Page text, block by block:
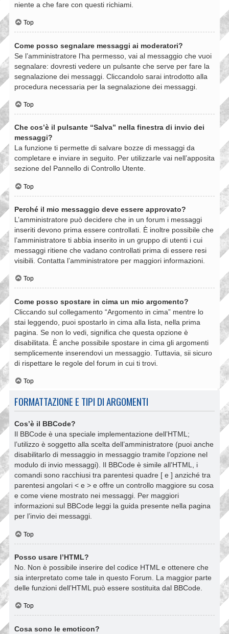
niente a che fare con questi richiami.
Top
Come posso segnalare messaggi ai moderatori?
Se l’amministratore l’ha permesso, vai al messaggio che vuoi
segnalare: dovresti vedere un pulsante che serve per fare la
segnalazione dei messaggi. Cliccandolo sarai introdotto alla
procedura necessaria per la segnalazione dei messaggi.
Top
Che cos’è il pulsante “Salva” nella finestra di invio dei
messaggi?
La funzione ti permette di salvare bozze di messaggi da
completare e inviare in seguito. Per utilizzarle vai nell’apposita
sezione del Pannello di Controllo Utente.
Top
Perché il mio messaggio deve essere approvato?
L’amministratore può decidere che in un forum i messaggi
inseriti devono prima essere controllati. È inoltre possibile che
l’amministratore ti abbia inserito in un gruppo di utenti i cui
messaggi ritiene che vadano controllati prima di essere resi
visibili. Contatta l’amministratore per maggiori informazioni.
Top
Come posso spostare in cima un mio argomento?
Cliccando sul collegamento “Argomento in cima” mentre lo
stai leggendo, puoi spostarlo in cima alla lista, nella prima
pagina. Se non lo vedi, significa che questa opzione è
disabilitata. È anche possibile spostare in cima gli argomenti
semplicemente inserendovi un messaggio. Tuttavia, sii sicuro
di rispettare le regole del forum in cui ti trovi.
Top
FORMATTAZIONE E TIPI DI ARGOMENTI
Cos’è il BBCode?
Il BBCode è una speciale implementazione dell’HTML;
l’utilizzo è soggetto alla scelta dell’amministratore (puoi anche
disabilitarlo di messaggio in messaggio tramite l’opzione nel
modulo di invio messaggi). Il BBCode è simile all’HTML, i
comandi sono racchiusi tra parentesi quadre [ e ] anziché tra
parentesi angolari < e > e offre un controllo maggiore su cosa
e come viene mostrato nei messaggi. Per maggiori
informazioni sul BBCode leggi la guida presente nella pagina
per l’invio dei messaggi.
Top
Posso usare l’HTML?
No. Non è possibile inserire del codice HTML e ottenere che
sia interpretato come tale in questo Forum. La maggior parte
delle funzioni dell’HTML può essere sostituita dal BBCode.
Top
Cosa sono le emoticon?